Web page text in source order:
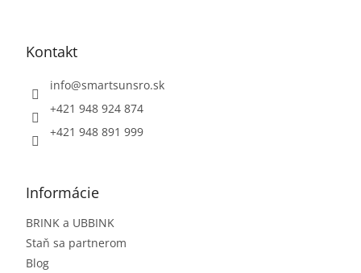
Kontakt
info@smartsunsro.sk
+421 948 924 874
+421 948 891 999
Informácie
BRINK a UBBINK
Staň sa partnerom
Blog